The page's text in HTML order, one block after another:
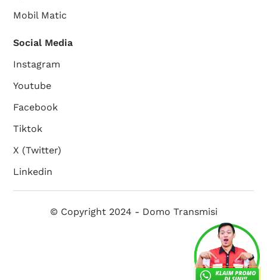
Mobil Matic
Social Media
Instagram
Youtube
Facebook
Tiktok
X (Twitter)
Linkedin
© Copyright 2024 - Domo Transmisi